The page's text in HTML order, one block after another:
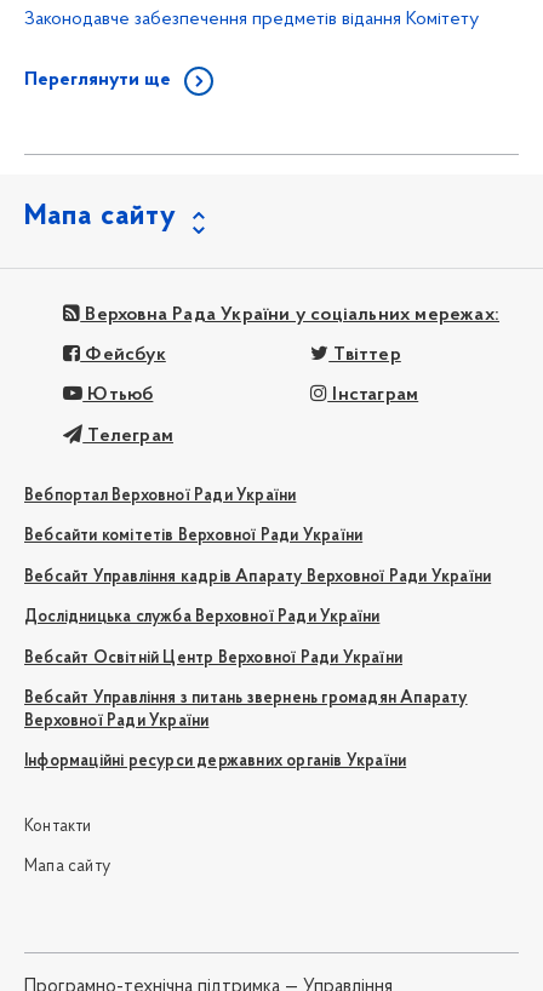
Законодавче забезпечення предметів відання Комітету
Переглянути ще
Мапа сайту
Верховна Рада України у соціальних мережах:
Фейсбук Твіттер
Ютьюб Інстаграм
Телеграм
Вебпортал Верховної Ради України
Вебсайти комітетів Верховної Ради України
Вебсайт Управління кадрів Апарату Верховної Ради України
Дослідницька служба Верховної Ради України
Вебсайт Освітній Центр Верховної Ради України
Вебсайт Управління з питань звернень громадян Апарату
Верховної Ради України
Інформаційні ресурси державних органів України
Контакти
Мапа сайту
Програмно-технічна підтримка — Управління